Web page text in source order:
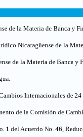
de la Materia de Banca y
Nicaragüense de la
de la Materia de Banca y
Internacionales de
de la Comisión de
1 del Acuerdo No. 46,